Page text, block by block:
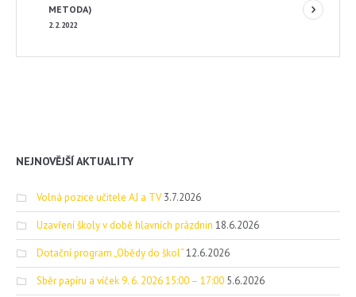
METODA)
2.2.2022
NEJNOVĚJŠÍ AKTUALITY
Volná pozice učitele AJ a TV 3.7.2026
Uzavření školy v době hlavních prázdnin 18.6.2026
Dotační program „Obědy do škol“12.6.2026
Sběr papíru a víček 9. 6. 2026 15:00 – 17:00 5.6.2026